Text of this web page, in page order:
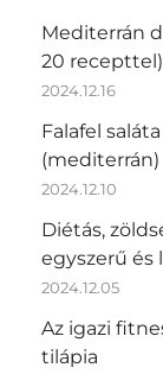
Mediterrán
20 recepttel)
2024.12.16
Falafel
(mediterrán)
2024.12.10
Diétás,
egyszerű és
2024.12.05
Az igazi
tilápia